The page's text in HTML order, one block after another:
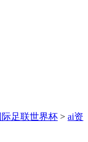
际足联世界杯 > ai资